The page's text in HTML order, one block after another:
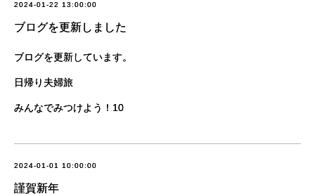
2024-01-22 13:00:00
ブログを更新しました
ブログを更新しています。
日帰り夫婦旅
みんなでみつけよう！10
2024-01-01 10:00:00
謹賀新年